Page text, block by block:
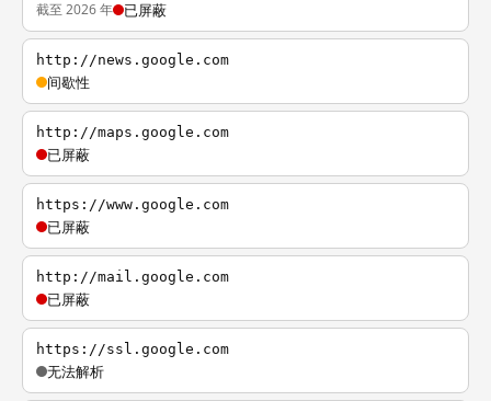
截至 2026 年 已屏蔽
http://news.google.com
间歇性
http://maps.google.com
已屏蔽
https://www.google.com
已屏蔽
http://mail.google.com
已屏蔽
https://ssl.google.com
无法解析